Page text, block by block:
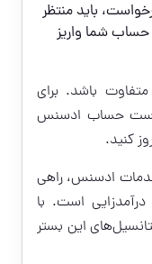
باید منتظر
حساب شما واریز
باشد. برای
است حساب ادسنس
کنید.
ادسنس، راهی
درآمدزایی است. با
این بستر